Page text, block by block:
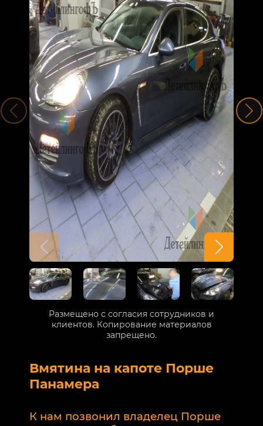
Вмятина на капоте Порше
Панамера
К нам позвонил владелец Порше
Размещено с согласия сотрудников и
клиентов. Копирование материалов
запрещено.